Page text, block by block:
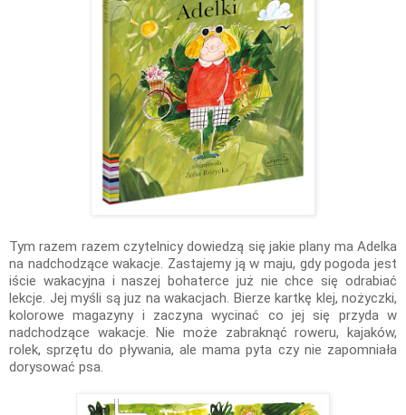
Tym razem razem czytelnicy dowiedzą się jakie plany ma Adelka
na nadchodzące wakacje. Zastajemy ją w maju, gdy pogoda jest
iście wakacyjna i naszej bohaterce już nie chce się odrabiać
lekcje. Jej myśli są juz na wakacjach. Bierze kartkę klej, nożyczki,
kolorowe magazyny i zaczyna wycinać co jej się przyda w
nadchodzące wakacje. Nie może zabraknąć roweru, kajaków,
rolek, sprzętu do pływania, ale mama pyta czy nie zapomniała
dorysować psa.